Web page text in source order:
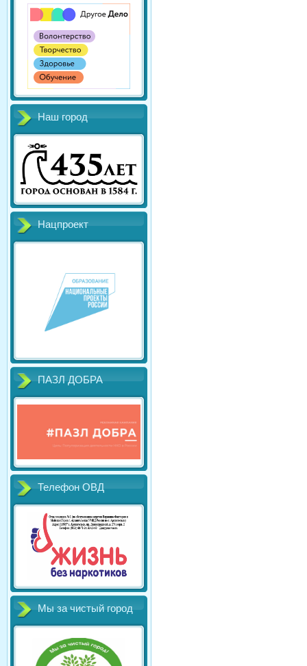
Наш город
Нацпроект
ПАЗЛ ДОБРА
Телефон ОВД
Мы за чистый город